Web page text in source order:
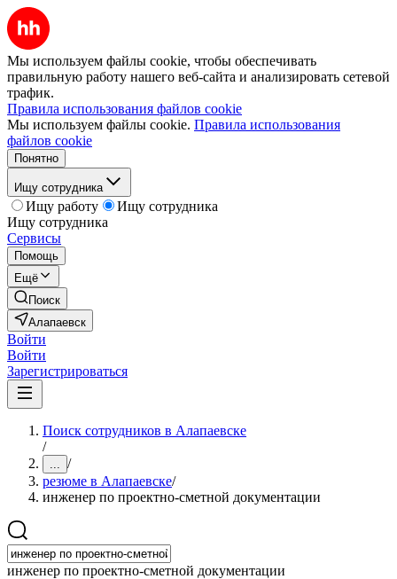
Мы используем файлы cookie, чтобы обеспечивать
правильную работу нашего веб-сайта и анализировать сетевой
трафик.
Правила использования файлов cookie
Мы используем файлы cookie. Правила использования
файлов cookie
Понятно
Ищу сотрудника
Ищу работу
Ищу сотрудника
Ищу сотрудника
Сервисы
Помощь
Ещё
Поиск
Алапаевск
Войти
Войти
Зарегистрироваться
Поиск сотрудников в Алапаевске
/
... /
резюме в Алапаевске/
инженер по проектно-сметной документации
инженер по проектно-сметной документации